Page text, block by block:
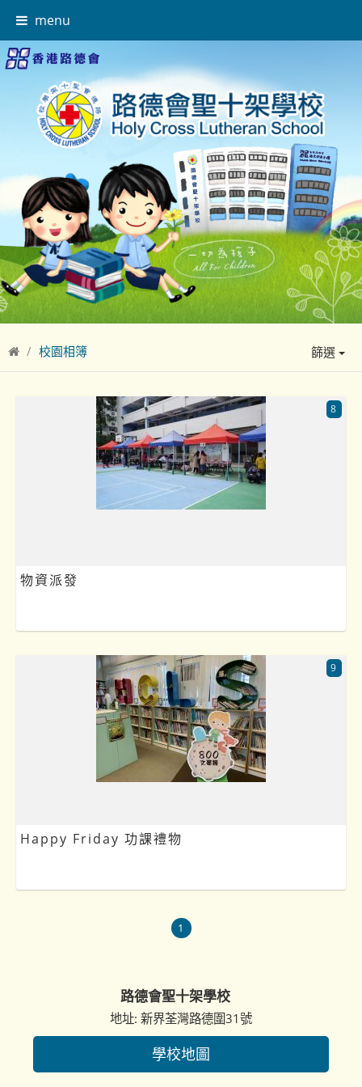
menu
校園相簿 篩選
物資派發
8
Happy Friday 功課禮物
9
1
路德會聖十架學校
地址: 新界荃灣路德圍31號
學校地圖